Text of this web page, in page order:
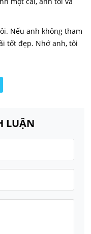
Nếu anh không tham
tốt đẹp. Nhớ anh, tôi
LUẬN